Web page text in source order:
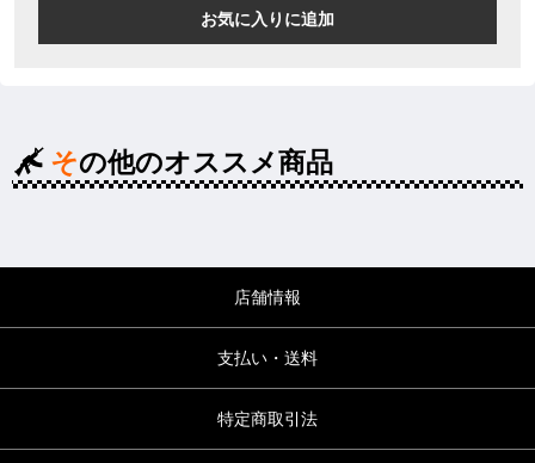
お気に入りに追加
その他のオススメ商品
店舗情報
支払い・送料
特定商取引法